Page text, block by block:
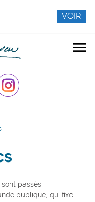
menu
passés
publique, qui fixe
VOIR